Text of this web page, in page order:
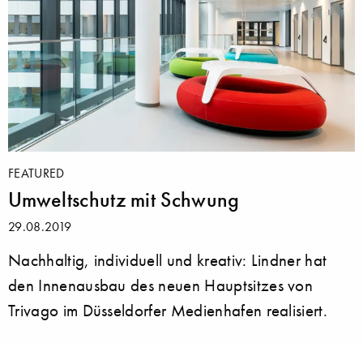
FEATURED
Umweltschutz mit Schwung
29.08.2019
Nachhaltig, individuell und kreativ: Lindner hat
den Innenausbau des neuen Hauptsitzes von
Trivago im Düsseldorfer Medienhafen realisiert.